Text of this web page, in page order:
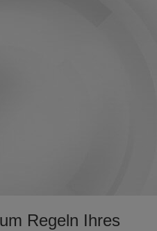
Regeln Ihres